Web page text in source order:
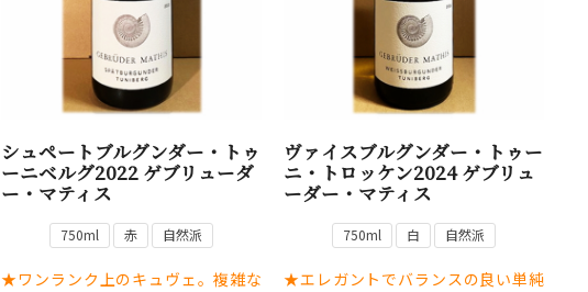
シュペートブルグンダー・トゥ
ーニベルグ2022 ゲブリューダ
ー・マティス
750ml 赤 自然派
★ワンランク上のキュヴェ。複雑な
ヴァイスブルグンダー・トゥー
ニ・トロッケン2024 ゲブリュ
ーダー・マティス
750ml 白 自然派
★エレガントでバランスの良い単純